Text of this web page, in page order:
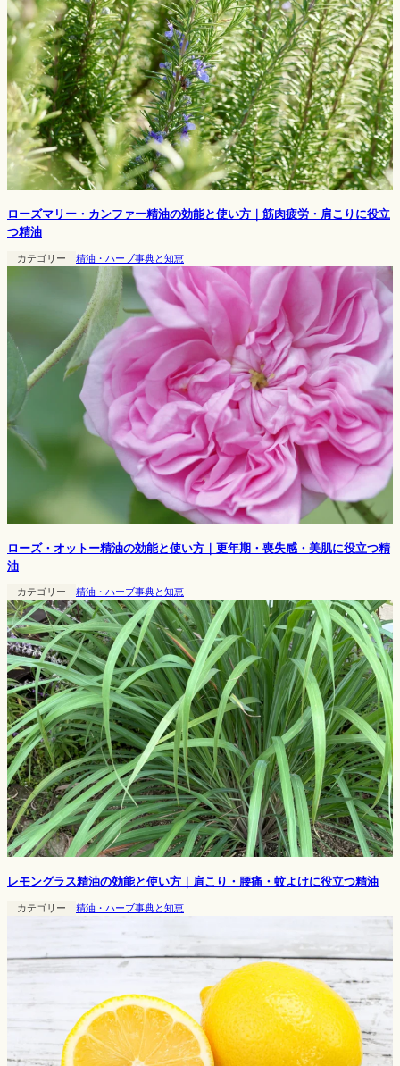
ローズマリー・カンファー精油の効能と使い方｜筋肉疲労・肩こりに役立
つ精油
カテゴリー 精油・ハーブ事典と知恵
ローズ・オットー精油の効能と使い方｜更年期・喪失感・美肌に役立つ精
油
カテゴリー 精油・ハーブ事典と知恵
レモングラス精油の効能と使い方｜肩こり・腰痛・蚊よけに役立つ精油
カテゴリー 精油・ハーブ事典と知恵